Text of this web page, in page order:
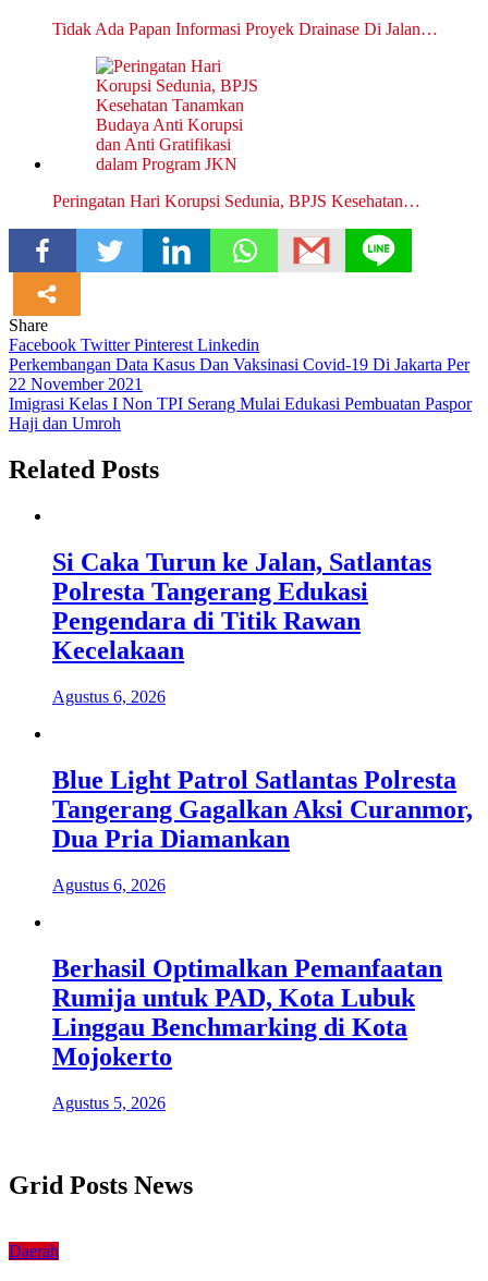
Tidak Ada Papan Informasi Proyek Drainase Di Jalan…
Peringatan Hari Korupsi Sedunia, BPJS Kesehatan…
Share
Facebook TwitterPinterest Linkedin
Navigasi
pos
Perkembangan Data Kasus Dan Vaksinasi Covid-19 Di Jakarta Per
22 November 2021
Imigrasi Kelas I Non TPI Serang Mulai Edukasi Pembuatan Paspor
Haji dan Umroh
Related Posts
Si Caka Turun ke Jalan, Satlantas
Polresta Tangerang Edukasi
Pengendara di Titik Rawan
Kecelakaan
Agustus 6, 2026
Blue Light Patrol Satlantas Polresta
Tangerang Gagalkan Aksi Curanmor,
Dua Pria Diamankan
Agustus 6, 2026
Berhasil Optimalkan Pemanfaatan
Rumija untuk PAD, Kota Lubuk
Linggau Benchmarking di Kota
Mojokerto
Agustus 5, 2026
Grid Posts News
Daerah